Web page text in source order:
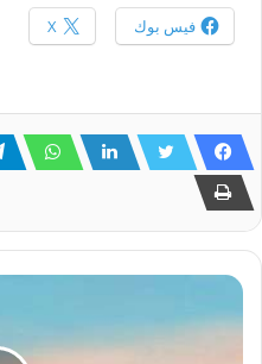
فيس بوك X